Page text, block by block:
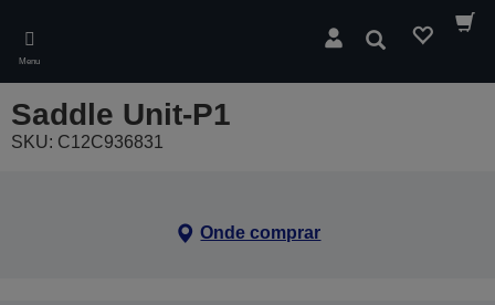
main
content
Menu
Pesquisar
Saddle Unit-P1
SKU: C12C936831
Onde comprar